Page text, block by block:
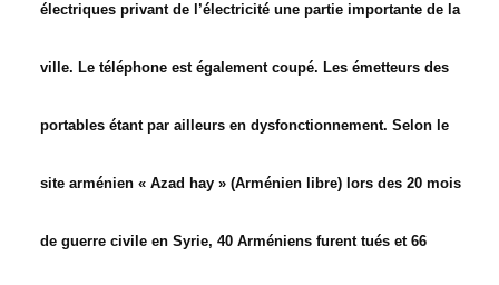
électriques privant de l’électricité une partie importante de la
ville. Le téléphone est également coupé. Les émetteurs des
portables étant par ailleurs en dysfonctionnement. Selon le
site arménien « Azad hay » (Arménien libre) lors des 20 mois
de guerre civile en Syrie, 40 Arméniens furent tués et 66